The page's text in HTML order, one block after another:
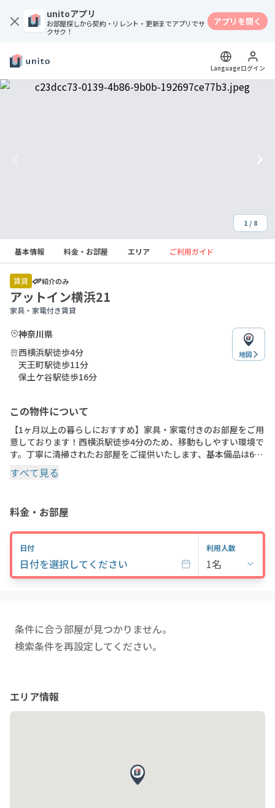
unitoアプリ
お部屋探しから契約・リレント・更新までアプリでサ
クサク！
アプリを開く
Languageログイン
Item
1 / 8
基本情報 料金・お部屋 エリア ご利用ガイド
賃貸 紹介のみ
アットイン横浜21
家具・家電付き賃貸
神奈川県
西横浜駅徒歩4分
天王町駅徒歩11分
保土ケ谷駅徒歩16分
地図
この物件について
【1ヶ月以上の暮らしにおすすめ】家具・家電付きのお部屋をご用
意しております！西横浜駅徒歩4分のため、移動もしやすい環境で
す。丁寧に清掃されたお部屋をご提供いたします、基本備品は60
種類以上・固定Wifi・綺麗で過ごしやすいお部屋でございます。
※間取りや下記の設備・備品の項目が異なる場合がございます。
すべて見る
料金・お部屋
日付
日付を選択してください
利用人数
1名
条件に合う部屋が見つかりません。
検索条件を再設定してください。
エリア情報